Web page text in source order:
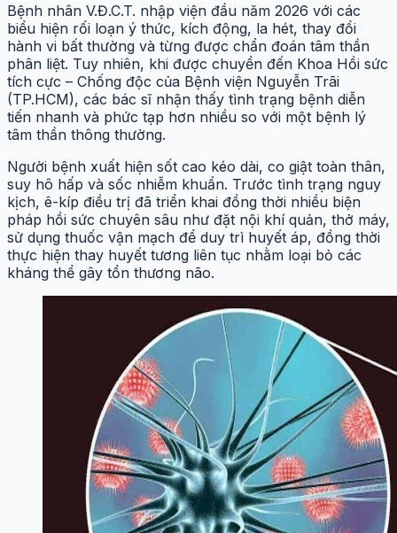
Bệnh nhân V.Đ.C.T. nhập viện đầu năm 2026 với các
biểu hiện rối loạn ý thức, kích động, la hét, thay đổi
hành vi bất thường và từng được chẩn đoán tâm thần
phân liệt. Tuy nhiên, khi được chuyển đến Khoa Hồi sức
tích cực – Chống độc của Bệnh viện Nguyễn Trãi
(TP.HCM), các bác sĩ nhận thấy tình trạng bệnh diễn
tiến nhanh và phức tạp hơn nhiều so với một bệnh lý
tâm thần thông thường.
Người bệnh xuất hiện sốt cao kéo dài, co giật toàn thân,
suy hô hấp và sốc nhiễm khuẩn. Trước tình trạng nguy
kịch, ê-kíp điều trị đã triển khai đồng thời nhiều biện
pháp hồi sức chuyên sâu như đặt nội khí quản, thở máy,
sử dụng thuốc vận mạch để duy trì huyết áp, đồng thời
thực hiện thay huyết tương liên tục nhằm loại bỏ các
kháng thể gây tổn thương não.